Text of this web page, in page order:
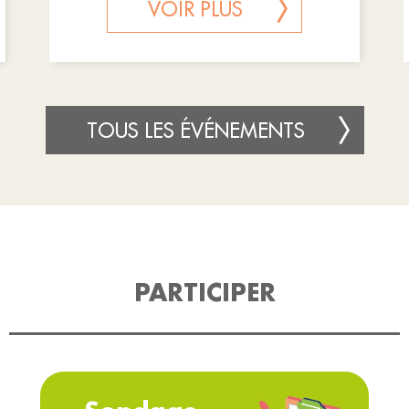
VOIR PLUS
TOUS LES ÉVÉNEMENTS
PARTICIPER